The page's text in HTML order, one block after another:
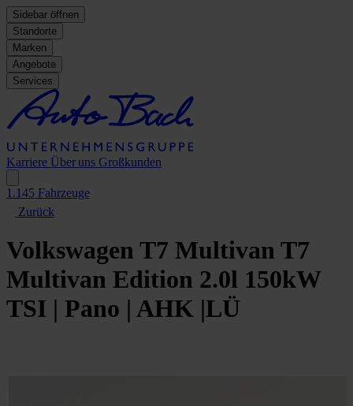
Sidebar öffnen
Standorte
Marken
Angebote
Services
Karriere Über uns Großkunden
1.145 Fahrzeuge
Zurück
Volkswagen T7 Multivan T7
Multivan Edition 2.0l 150kW
TSI | Pano | AHK |LÜ